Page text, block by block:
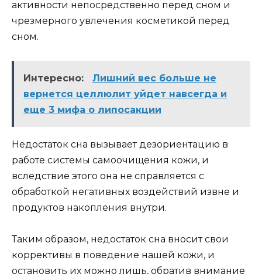
активности непосредственно перед сном и
чрезмерного увлечения косметикой перед
сном.
Интересно:
Лишний вес больше не
вернется целлюлит уйдет навсегда и
еще 3 мифа о липосакции
Недостаток сна вызывает дезориентацию в
работе системы самоочищения кожи, и
вследствие этого она не справляется с
обработкой негативных воздействий извне и
продуктов накопления внутри.
Таким образом, недостаток сна вносит свои
коррективы в поведение нашей кожи, и
остановить их можно лишь, обратив внимание